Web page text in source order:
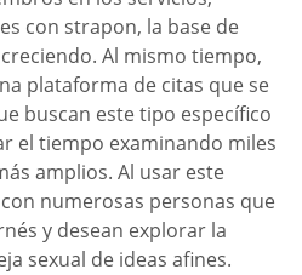
con strapon, la base de
Al mismo tiempo,
plataforma de citas que se
buscan este tipo específico
el tiempo examinando miles
amplios. Al usar este
numerosas personas que
y desean explorar la
sexual de ideas afines.